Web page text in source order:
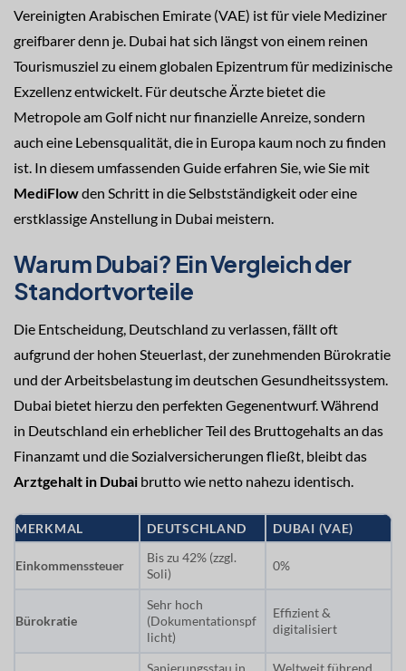
Vereinigten Arabischen Emirate (VAE) ist für viele Mediziner
greifbarer denn je. Dubai hat sich längst von einem reinen
Tourismusziel zu einem globalen Epizentrum für medizinische
Exzellenz entwickelt. Für deutsche Ärzte bietet die
Metropole am Golf nicht nur finanzielle Anreize, sondern
auch eine Lebensqualität, die in Europa kaum noch zu finden
ist. In diesem umfassenden Guide erfahren Sie, wie Sie mit
MediFlowden Schritt in die Selbstständigkeit oder eine
erstklassige Anstellung in Dubai meistern.
Warum Dubai? Ein Vergleich der
Standortvorteile
Die Entscheidung, Deutschland zu verlassen, fällt oft
aufgrund der hohen Steuerlast, der zunehmenden Bürokratie
und der Arbeitsbelastung im deutschen Gesundheitssystem.
Dubai bietet hierzu den perfekten Gegenentwurf. Während
in Deutschland ein erheblicher Teil des Bruttogehalts an das
Finanzamt und die Sozialversicherungen fließt, bleibt das
Arztgehalt in Dubai brutto wie netto nahezu identisch.
MERKMAL DEUTSCHLAND DUBAI (VAE)
Einkommenssteuer
Bis zu 42% (zzgl.
Soli)
0%
Bürokratie
Sehr hoch
(Dokumentationspf
licht)
Effizient &
digitalisiert
Sanierungsstau in
Weltweit führend,